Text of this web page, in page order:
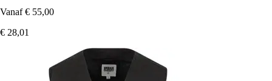
Vanaf € 55,00
€ 28,01